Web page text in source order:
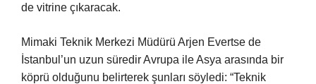
de vitrine çıkaracak.
Mimaki Teknik Merkezi Müdürü Arjen Evertse de
İstanbul’un uzun süredir Avrupa ile Asya arasında bir
köprü olduğunu belirterek şunları söyledi: “Teknik